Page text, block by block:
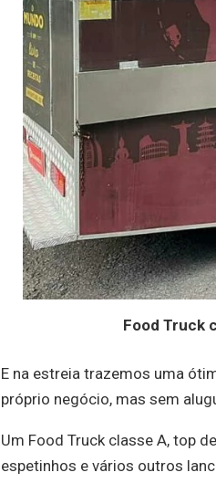
Food Truck
E na estreia trazemos uma
próprio negócio, mas sem
Um Food Truck classe A, top
espetinhos e vários outros